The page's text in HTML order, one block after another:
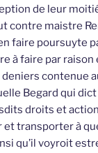
de leur
contre maistre
faire poursuyte
à faire par raison
contenue
Begard qui dict
droits et
transporter à
qu’il voyroit